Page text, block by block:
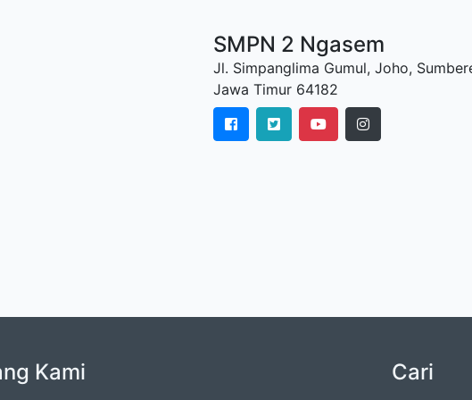
SMPN 2 Ngasem
Jl. Simpanglima Gumul, Joho,
Jawa Timur 64182
Kami Cari